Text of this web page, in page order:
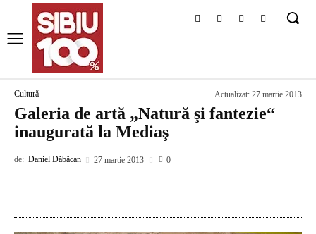
Cultură Actualizat: 27 martie 2013
Galeria de artă „Natură şi fantezie“
inaugurată la Mediaş
de: Daniel Dăbăcan 27 martie 2013 0